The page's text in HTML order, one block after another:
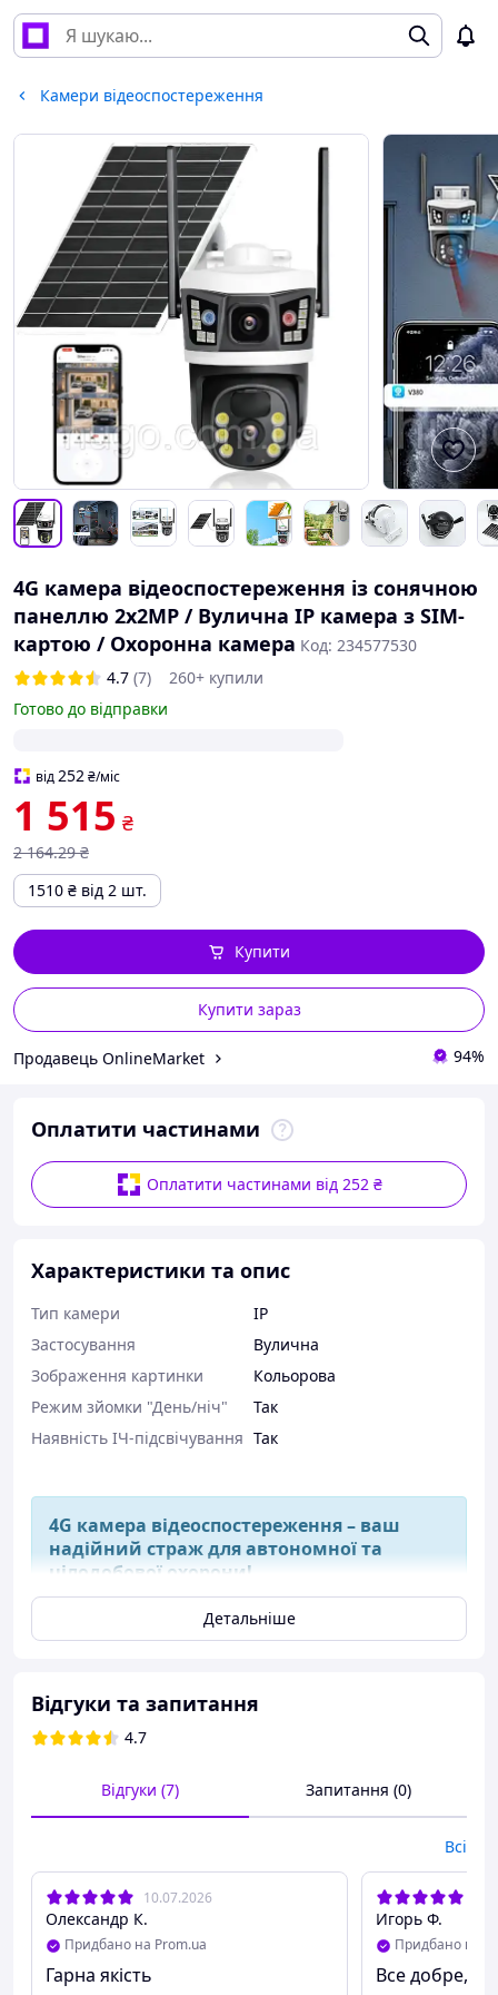
Камери відеоспостереження
4G камера відеоспостереження із сонячною
панеллю 2x2MP / Вулична IP камера з SIM-
картою / Охоронна камера Код: 234577530
4.7 (7)
260+ купили
Готово до відправки
від252₴/міс
1 515 ₴
2 164.29 ₴
1510 ₴ від 2 шт.
Купити зараз
Купити
Продавець OnlineMarket 94%
Оплатити частинами
Оплатити частинами від 252 ₴
Характеристики та опис
Тип камери
IP
Застосування
Вулична
Зображення картинки
Кольорова
Режим зйомки "День/ніч"
Так
Наявність ІЧ-підсвічування Так
4G камера відеоспостереження – ваш
надійний страж для автономної та
цілодобової охорони!
Детальніше
Відгуки та запитання
4.7
Відгуки (7) Запитання (0)
Всі
10.07.2026
Олександр К.
Придбано на Prom.ua
Гарна якість
Игорь Ф.
Придбано на
Все добре,